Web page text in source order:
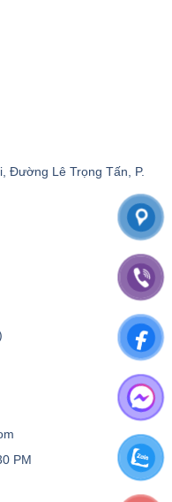
Đường Lê Trọng Tấn, P.
PM